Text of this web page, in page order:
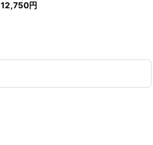
12,750円